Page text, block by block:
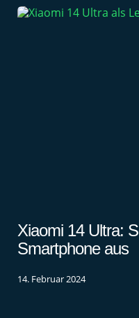
Xiaomi 14 Ultra:
Smartphone aus
14. Februar 2024